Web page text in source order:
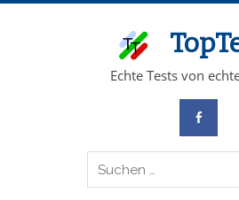
Echte Tests von